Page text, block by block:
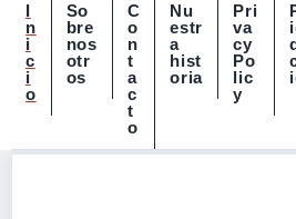
I
n
i
c
i
o
So
bre
nos
otr
os
C
o
n
t
a
c
t
o
Nu
estr
a
hist
oria
Pri
va
cy
Po
lic
y